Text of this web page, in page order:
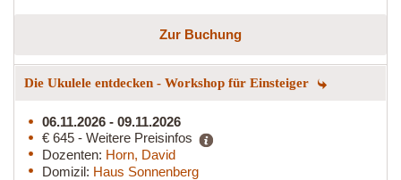
Zur Buchung
Die Ukulele entdecken - Workshop für Einsteiger
06.11.2026 - 09.11.2026
€ 645 - Weitere Preisinfos
Dozenten: Horn, David
Domizil: Haus Sonnenberg